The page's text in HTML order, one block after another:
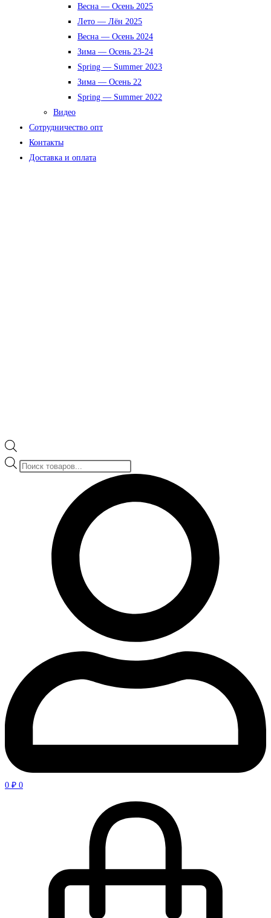
Весна — Осень 2025
Лето — Лён 2025
Весна — Осень 2024
Зима — Осень 23-24
Spring — Summer 2023
Зима — Осень 22
Spring — Summer 2022
Видео
Сотрудничество опт
Контакты
Доставка и оплата
Поиск
0 ₽ 0